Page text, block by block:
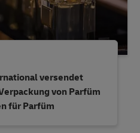
versendet
von Parfüm
für Parfüm